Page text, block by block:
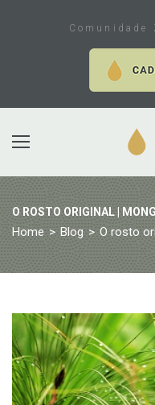
Comunidade
O ROSTO ORIGINAL |
Home > Blog > O rosto